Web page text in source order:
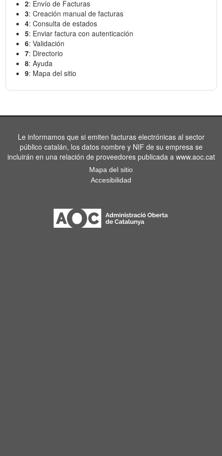
2: Envío de Facturas
3: Creación manual de facturas
4: Consulta de estados
5: Enviar factura con autenticación
6: Validación
7: Directorio
8: Ayuda
9: Mapa del sitio
Le informamos que si emiten facturas electrónicas al sector
público catalán, los datos nombre y NIF de su empresa se
incluirán en una relación de proveedores publicada a www.aoc.cat
Mapa del sitio
Accesibilidad